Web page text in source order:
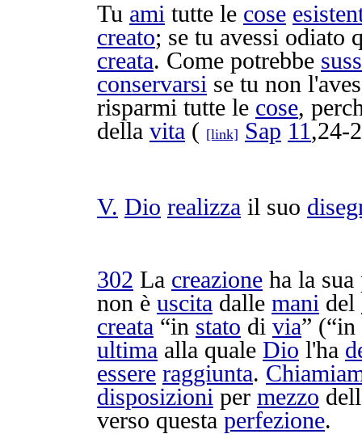
Tu ami tutte le cose
creato; se tu avessi odiato
creata. Come potrebbe
conservarsi se tu non
risparmi tutte le cose,
della vita ( [link] Sap 11,24-
V. Dio realizza il suo
302 La creazione ha la
non è uscita dalle mani del
creata “in stato di via” (“in
ultima alla quale Dio l'ha
essere raggiunta.
disposizioni per mezzo
verso questa perfezione.